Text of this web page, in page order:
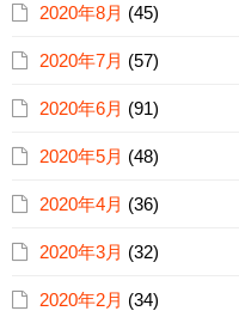
2020年8月 (45)
2020年7月 (57)
2020年6月 (91)
2020年5月 (48)
2020年4月 (36)
2020年3月 (32)
2020年2月 (34)